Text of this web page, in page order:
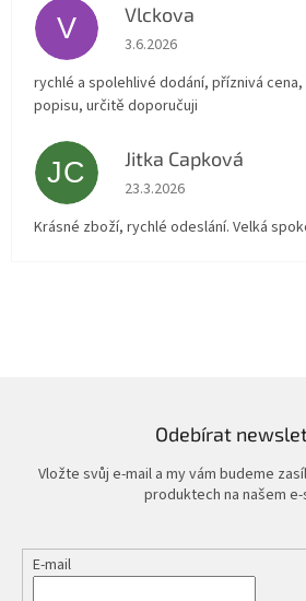
V Vlckova
Hodnocení obchodu je 5 z 5
3.6.2026
rychlé a spolehlivé dodání, příznivá
popisu, určitě doporučuji
JC Jitka Capková
Hodnocení obchodu je 5 z 5
23.3.2026
Krásné zboží, rychlé odeslání. Velká
Odebírat
Vložte svůj e-mail a my vám budeme
produktech na našem e-
E-mail